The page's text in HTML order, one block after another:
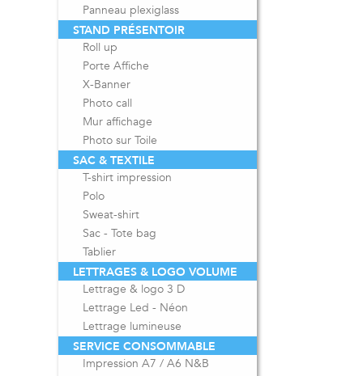
Panneau plexiglass
STAND PRÉSENTOIR
Roll up
Porte Affiche
X-Banner
Photo call
Mur affichage
Photo sur Toile
SAC & TEXTILE
T-shirt impression
Polo
Sweat-shirt
Sac - Tote bag
Tablier
LETTRAGES & LOGO VOLUME
Lettrage & logo 3 D
Lettrage Led - Néon
Lettrage lumineuse
SERVICE CONSOMMABLE
Impression A7 / A6 N&B